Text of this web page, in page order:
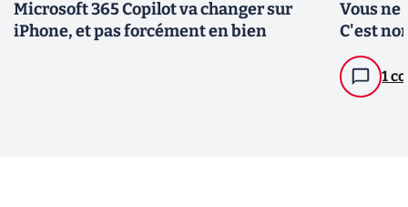
Microsoft 365 Copilot va changer sur
iPhone, et pas forcément en bien
Vous ne
C'est
1